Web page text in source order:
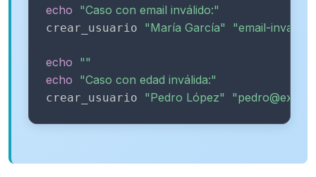
echo "Caso con email inválido:"
crear_usuario "María García" "email-invalido"
echo ""
echo "Caso con edad inválida:"
crear_usuario "Pedro López"